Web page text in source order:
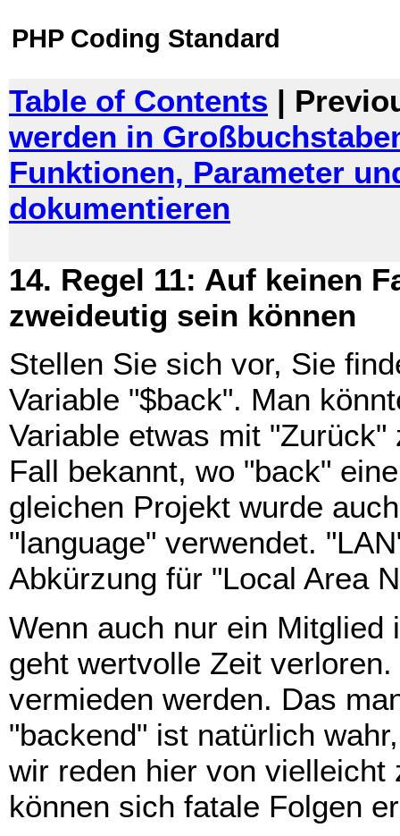
PHP Coding Standard
Table of Contents |
werden in
Funktionen, Parameter
dokumentieren
14. Regel 11: Auf keinen
zweideutig sein können
Stellen Sie sich vor, Sie
Variable "$back". Man
Variable etwas mit
Fall bekannt, wo "back"
gleichen Projekt wurde
"language" verwendet.
Abkürzung für "Local Area
Wenn auch nur ein Mitglied
geht wertvolle Zeit
vermieden werden. Das
"backend" ist natürlich
wir reden hier von vielleicht
können sich fatale Folgen